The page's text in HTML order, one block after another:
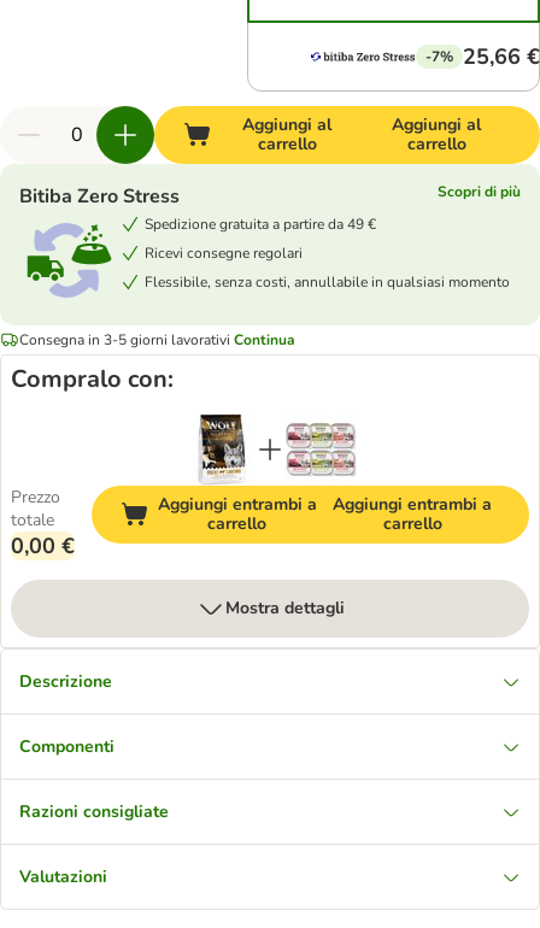
-7% 25,66 €
Aggiungi al
carrello
Aggiungi al
carrello
Bitiba Zero Stress
Scopri di più
Spedizione gratuita a partire da 49 €
Ricevi consegne regolari
Flessibile, senza costi, annullabile in qualsiasi momento
Consegna in 3-5 giorni lavorativi Continua
Compralo con:
Prezzo
totale
0,00 €
Aggiungi entrambi a
carrello
Aggiungi entrambi a
carrello
Mostra dettagli
Descrizione
Componenti
Razioni consigliate
Valutazioni